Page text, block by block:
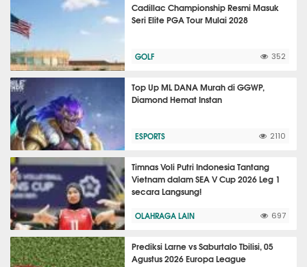
Cadillac Championship Resmi Masuk
Seri Elite PGA Tour Mulai 2028
GOLF 352
Top Up ML DANA Murah di GGWP,
Diamond Hemat Instan
ESPORTS 2110
Timnas Voli Putri Indonesia Tantang
Vietnam dalam SEA V Cup 2026 Leg 1
secara Langsung!
OLAHRAGA LAIN 697
Prediksi Larne vs Saburtalo Tbilisi, 05
Agustus 2026 Europa League